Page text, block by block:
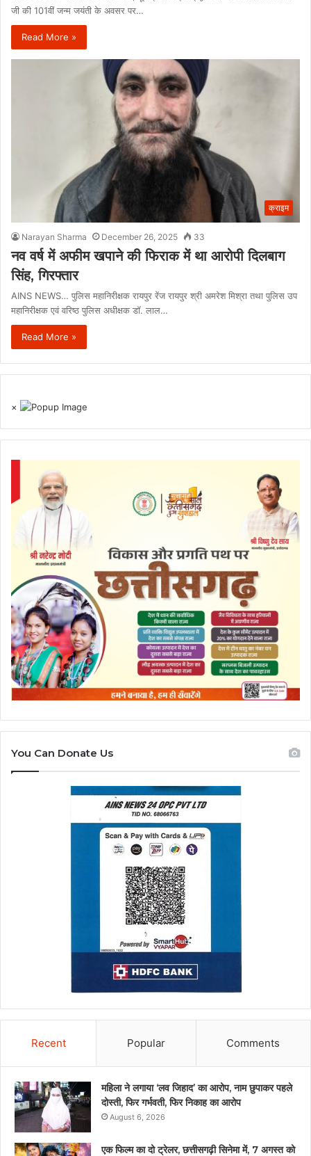
जी की 101वीं जन्म जयंती के अवसर पर…
Read More »
क्राइम
Narayan Sharma December 26, 2025 33
नव वर्ष में अफीम खपाने की फिराक में था आरोपी दिलबाग
सिंह, गिरफ्तार
AINS NEWS… पुलिस महानिरीक्षक रायपुर रेंज रायपुर श्री अमरेश मिश्रा तथा पुलिस उप
महानिरीक्षक एवं वरिष्ठ पुलिस अधीक्षक डॉ. लाल…
Read More »
×
You Can Donate Us
Recent Popular Comments
महिला ने लगाया ‘लव जिहाद’ का आरोप, नाम छुपाकर पहले
दोस्ती, फिर गर्भवती, फिर निकाह का आरोप
August 6, 2026
एक फिल्म का दो ट्रेलर, छत्तीसगढ़ी सिनेमा में, 7 अगस्त को